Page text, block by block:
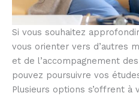
Si vous souhaitez
vous orienter vers d’autres
et de l’accompagnement
pouvez poursuivre vos
Plusieurs options s’offrent